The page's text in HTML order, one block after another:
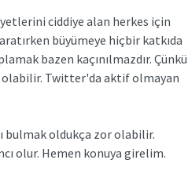
ciddiye alan herkes için
büyümeye hiçbir katkıda
bazen kaçınılmazdır. Çünkü
olabilir. Twitter'da aktif olmayan
bulmak oldukça zor olabilir.
olur. Hemen konuya girelim.